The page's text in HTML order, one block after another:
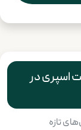
اسپری در
تازه